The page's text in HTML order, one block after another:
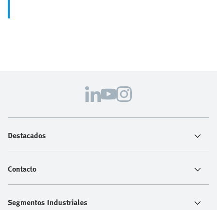
Destacados
Contacto
Segmentos Industriales